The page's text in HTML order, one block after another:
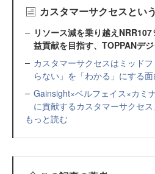
カスタマーサクセスとい
リソース減を乗り越え
益貢献を目指す、TOPPANデ
カスタマーサクセスはミッド
らない」を「わかる」にする面
Gainsight×ベルフェイス×カ
に貢献するカスタマーサクセ
もっと読む